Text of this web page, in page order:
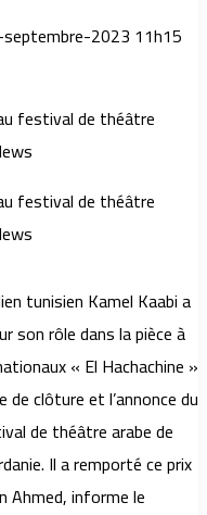
2023 11h15
tunisien Kamel Kaabi a
son rôle dans la pièce à
« El Hachachine »
clôture et l’annonce du
de théâtre arabe de
Il a remporté ce prix
Ahmed, informe le